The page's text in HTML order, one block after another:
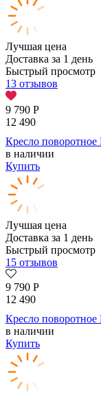
Лучшая цена
Доставка за 1 день
Быстрый просмотр
13 отзывов
9 790 Р
12 490
Кресло
в наличии
Купить
Лучшая цена
Доставка за 1 день
Быстрый просмотр
15 отзывов
9 790 Р
12 490
Кресло
в наличии
Купить